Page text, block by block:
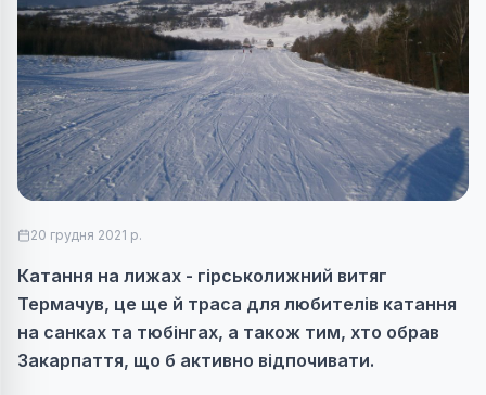
20 грудня 2021 р.
Катання на лижах - гірськолижний витяг
Термачув, це ще й траса для любителів катання
на санках та тюбінгах, а також тим, хто обрав
Закарпаття, що б активно відпочивати.